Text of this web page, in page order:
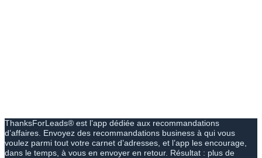
ThanksForLeads® est l’app dédiée aux recommandations
d’affaires. Envoyez des recommandations business à qui vous
voulez parmi tout votre carnet d’adresses, et l’app les encourage,
dans le temps, à vous en envoyer en retour. Résultat : plus de